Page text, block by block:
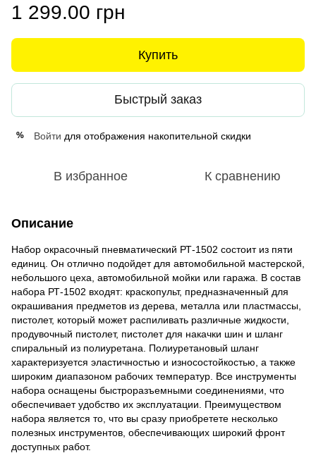
1 299.00 грн
Купить
Быстрый заказ
% Войти для отображения накопительной скидки
В избранное К сравнению
Описание
Набор окрасочный пневматический РТ-1502 состоит из пяти
единиц. Он отлично подойдет для автомобильной мастерской,
небольшого цеха, автомобильной мойки или гаража. В состав
набора РТ-1502 входят: краскопульт, предназначенный для
окрашивания предметов из дерева, металла или пластмассы,
пистолет, который может распиливать различные жидкости,
продувочный пистолет, пистолет для накачки шин и шланг
спиральный из полиуретана. Полиуретановый шланг
характеризуется эластичностью и износостойкостью, а также
широким диапазоном рабочих температур. Все инструменты
набора оснащены быстроразъемными соединениями, что
обеспечивает удобство их эксплуатации. Преимуществом
набора является то, что вы сразу приобретете несколько
полезных инструментов, обеспечивающих широкий фронт
доступных работ.